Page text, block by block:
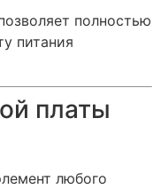
полностью
питания
платы
любого